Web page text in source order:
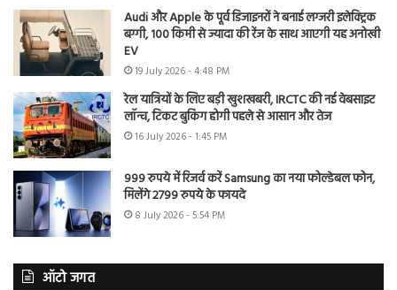
Audi और Apple के पूर्व डिजाइनरों ने बनाई लग्जरी इलेक्ट्रिक
बग्गी, 100 किमी से ज्यादा की रेंज के साथ आएगी यह अनोखी
EV
19 July 2026 - 4:48 PM
रेल यात्रियों के लिए बड़ी खुशखबरी, IRCTC की नई वेबसाइट
लॉन्च, टिकट बुकिंग होगी पहले से आसान और तेज
16 July 2026 - 1:45 PM
999 रुपये में रिजर्व करें Samsung का नया फोल्डेबल फोन,
मिलेंगे 2799 रुपये के फायदे
8 July 2026 - 5:54 PM
ऑटो जगत